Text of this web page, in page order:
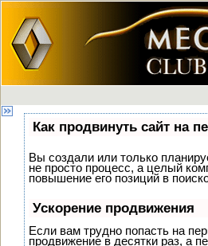
Как продвинуть сайт на
Вы создали или только
не просто процесс, а целый
повышение его позиций в
Ускорение продвижения
Если вам трудно попасть на
продвижение в десятки раз, а